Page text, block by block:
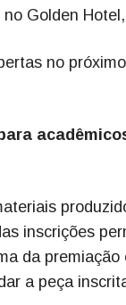
Golden
no
inscrições
da
a peça